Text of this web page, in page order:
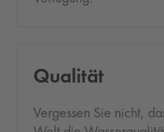
Qua­li­tät
Vergessen Sie nicht,